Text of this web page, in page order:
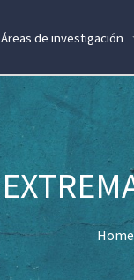
Áreas de investigación
Home